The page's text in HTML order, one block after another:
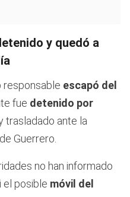
y quedó a
responsable escapó del
fue detenido por
trasladado ante la
Guerrero.
no han informado
el posible móvil del